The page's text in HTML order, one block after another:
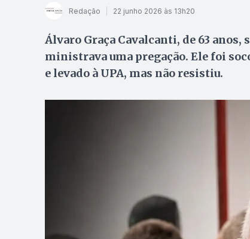
Redação 22 junho 2026 às 13h20
Álvaro Graça Cavalcanti, de 63
ministrava uma pregação. Ele foi
e levado à UPA, mas não resistiu.